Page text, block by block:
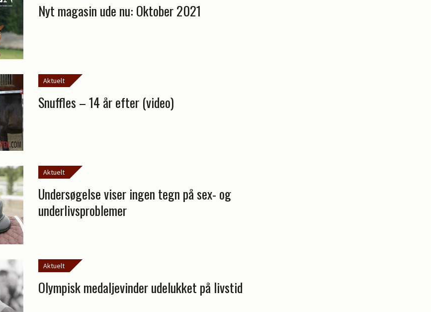
Nyt magasin ude nu: Oktober 2021
Aktuelt
Snuffles – 14 år efter (video)
Aktuelt
Undersøgelse viser ingen tegn på sex- og
underlivsproblemer
Aktuelt
Olympisk medaljevinder udelukket på livstid